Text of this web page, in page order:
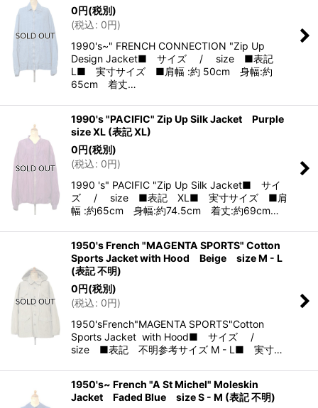
0円(税別)
(税込: 0円)
1990's~" FRENCH CONNECTION "Zip Up
Design Jacket■ サイズ / size ■表記
L■ 実寸サイズ ■肩幅 :約 50cm 身幅:約
65cm 着丈…
1990's "PACIFIC" Zip Up Silk Jacket Purple
size XL (表記 XL)
0円(税別)
(税込: 0円)
1990 's" PACIFIC "Zip Up Silk Jacket■ サイ
ズ / size ■表記 XL■ 実寸サイズ ■肩
幅 :約65cm 身幅:約74.5cm 着丈:約69cm…
1950's French "MAGENTA SPORTS" Cotton
Sports Jacket with Hood Beige size M - L
(表記 不明)
0円(税別)
(税込: 0円)
1950'sFrench"MAGENTA SPORTS"Cotton
Sports Jacket with Hood■ サイズ /
size ■表記 不明参考サイズ M - L■ 実寸…
1950's~ French "A St Michel" Moleskin
Jacket Faded Blue size S - M (表記 不明)